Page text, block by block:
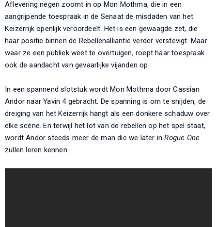
Aflevering negen zoomt in op Mon Mothma, die in een
aangrijpende toespraak in de Senaat de misdaden van het
Keizerrijk openlijk veroordeelt. Het is een gewaagde zet, die
haar positie binnen de Rebellenalliantie verder verstevigt. Maar
waar ze een publiek weet te overtuigen, roept haar toespraak
ook de aandacht van gevaarlijke vijanden op.
In een spannend slotstuk wordt Mon Mothma door Cassian
Andor naar Yavin 4 gebracht. De spanning is om te snijden, de
dreiging van het Keizerrijk hangt als een donkere schaduw over
elke scène. En terwijl het lot van de rebellen op het spel staat,
wordt Andor steeds meer de man die we later inRogue One
zullen leren kennen.